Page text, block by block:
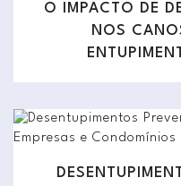
O IMPACTO DE
NOS